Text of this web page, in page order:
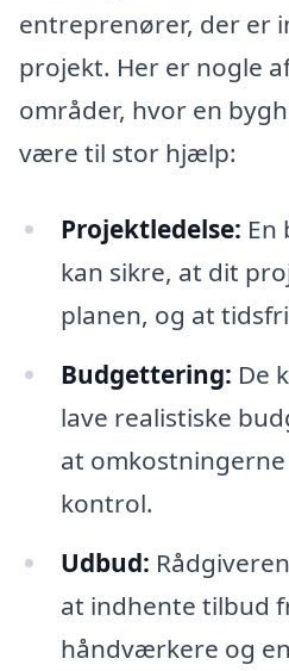
entreprenører, der er
projekt. Her er nogle
områder, hvor en
være til stor hjælp:
Projektledelse: En
kan sikre, at dit
planen, og at
Budgettering: De
lave realistiske
at
kontrol.
Udbud:
at indhente tilbud
håndværkere og